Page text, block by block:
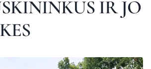
IR JO